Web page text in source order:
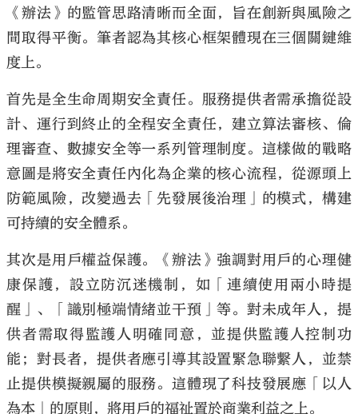
《辦法》的監管思路清晰而全面，旨在創新與風險之
間取得平衡。筆者認為其核心框架體現在三個關鍵維
度上。
首先是全生命周期安全責任。服務提供者需承擔從設
計、運行到終止的全程安全責任，建立算法審核、倫
理審查、數據安全等一系列管理制度。這樣做的戰略
意圖是將安全責任內化為企業的核心流程，從源頭上
防範風險，改變過去「先發展後治理」的模式，構建
可持續的安全體系。
其次是用戶權益保護。《辦法》強調對用戶的心理健
康保護，設立防沉迷機制，如「連續使用兩小時提
醒」、「識別極端情緒並干預」等。對未成年人，提
供者需取得監護人明確同意，並提供監護人控制功
能；對長者，提供者應引導其設置緊急聯繫人，並禁
止提供模擬親屬的服務。這體現了科技發展應「以人
為本」的原則，將用戶的福祉置於商業利益之上。